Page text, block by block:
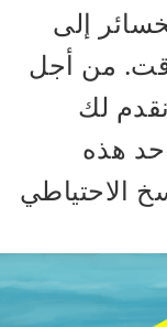
إلى
من أجل
لك
هذه
الاحتياطي